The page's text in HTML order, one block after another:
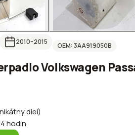
2010–2015 OEM: 3AA919050B
Volkswagen
diel)
hodín